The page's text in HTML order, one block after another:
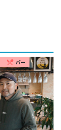
restaurant_menu バー